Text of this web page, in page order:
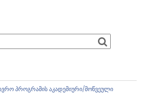
პროგრამის აკადემიური/მოწვეული